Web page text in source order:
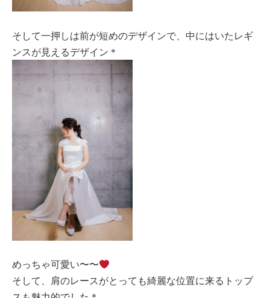
そして一押しは前が短めのデザインで、中にはいたレギ
ンスが見えるデザイン＊
めっちゃ可愛い〜〜
そして、肩のレースがとっても綺麗な位置に来るトップ